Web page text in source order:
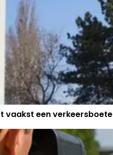
vaakst een verkeersboete